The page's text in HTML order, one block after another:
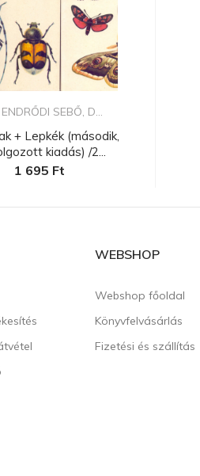
SEBŐ, D...
+ Lepkék (második,
kiadás) /2...
1 695 Ft
WEBSHOP
Webshop főoldal
Könyvfelvásárlás
Fizetési és szállítás